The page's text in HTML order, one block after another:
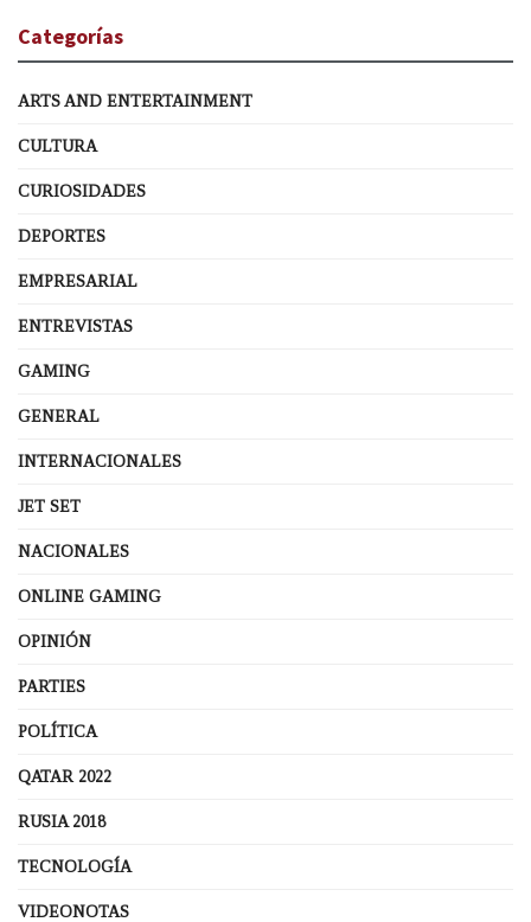
Categorías
ARTS AND ENTERTAINMENT
CULTURA
CURIOSIDADES
DEPORTES
EMPRESARIAL
ENTREVISTAS
GAMING
GENERAL
INTERNACIONALES
JET SET
NACIONALES
ONLINE GAMING
OPINIÓN
PARTIES
POLÍTICA
QATAR 2022
RUSIA 2018
TECNOLOGÍA
VIDEONOTAS